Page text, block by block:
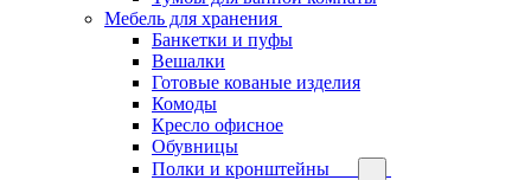
Мебель для хранения
Банкетки и пуфы
Вешалки
Готовые кованые изделия
Комоды
Кресло офисное
Обувницы
Полки и кронштейны